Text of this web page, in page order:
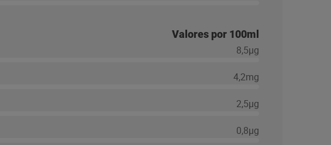
Valores por 100ml
8,5µg
4,2mg
2,5µg
0,8µg